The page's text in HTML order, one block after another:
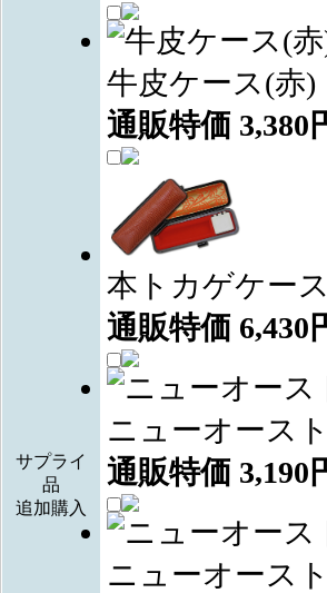
サプライ
品
追加購入
牛皮ケース(赤)
通販特価 3,380
本トカゲケース
通販特価 6,430
ニューオース
通販特価 3,190
ニューオース